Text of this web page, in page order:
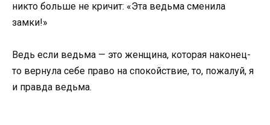
никто больше не кричит: «Эта ведьма сменила
замки!»
Ведь если ведьма — это женщина, которая наконец-
то вернула себе право на спокойствие, то, пожалуй, я
и правда ведьма.